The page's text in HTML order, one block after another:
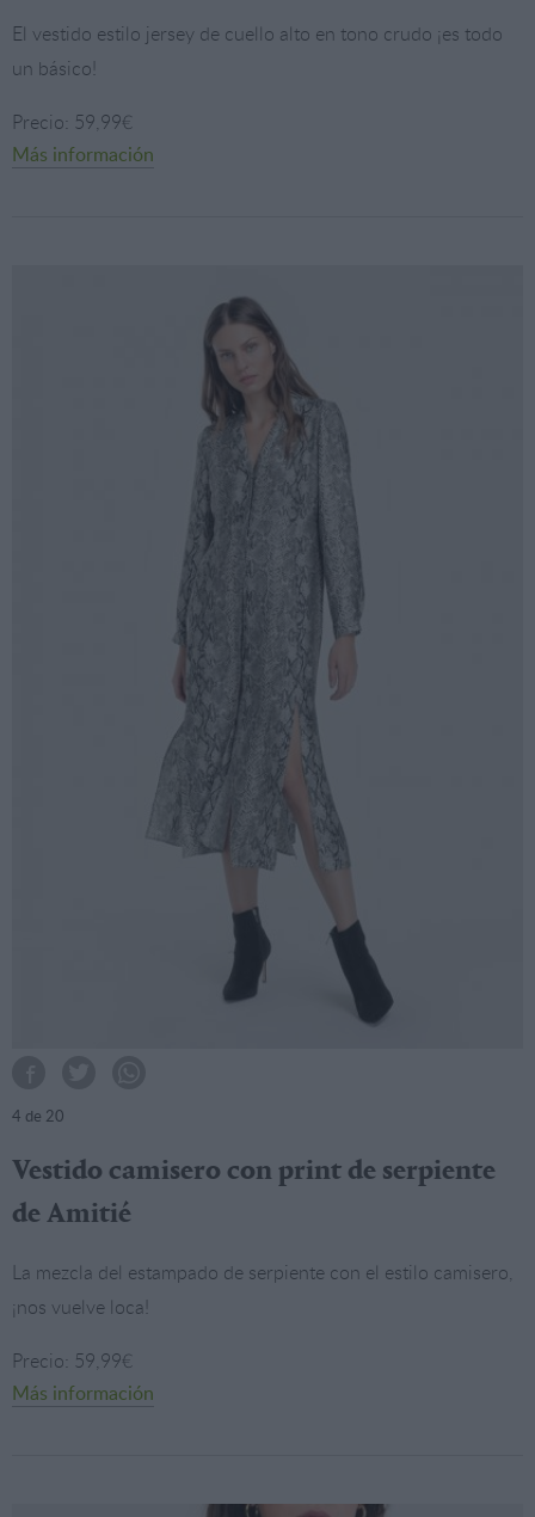
El vestido estilo jersey de cuello alto en tono crudo ¡es todo
un básico!
Precio: 59,99€
Más información
4 de 20
Vestido camisero con print de serpiente
de Amitié
La mezcla del estampado de serpiente con el estilo camisero,
¡nos vuelve loca!
Precio: 59,99€
Más información